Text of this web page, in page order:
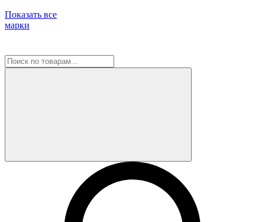
Показать все
марки